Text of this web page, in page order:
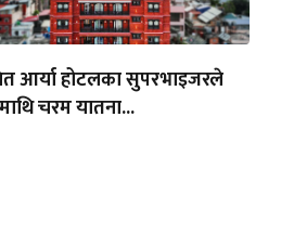
आर्या होटलका सुपरभाइजरले
चरम यातना...